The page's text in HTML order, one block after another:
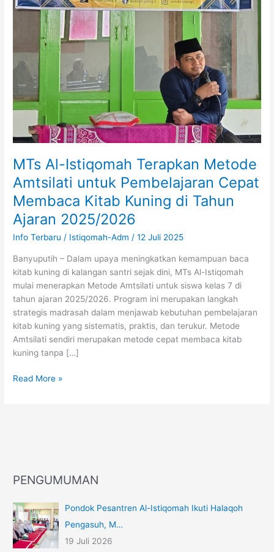
MTs Al-Istiqomah Terapkan Metode
Amtsilati untuk Pembelajaran Cepat
Membaca Kitab Kuning di Tahun
Ajaran 2025/2026
Info Terbaru / Istiqomah-Adm /12 Juli 2025
Banyuputih – Dalam upaya meningkatkan kemampuan baca
kitab kuning di kalangan santri sejak dini, MTs Al-Istiqomah
mulai menerapkan Metode Amtsilati untuk siswa kelas 7 di
tahun ajaran 2025/2026. Program ini merupakan langkah
strategis madrasah dalam menjawab kebutuhan pembelajaran
kitab kuning yang sistematis, praktis, dan terukur. Metode
Amtsilati sendiri merupakan metode cepat membaca kitab
kuning tanpa […]
Cepat
Membaca
di
Tahun
Ajaran
2025/2026
Read More »
PENGUMUMAN
Pondok Pesantren Al-Istiqomah Ikuti Halaqoh
Pengasuh, M…
19 Juli 2026